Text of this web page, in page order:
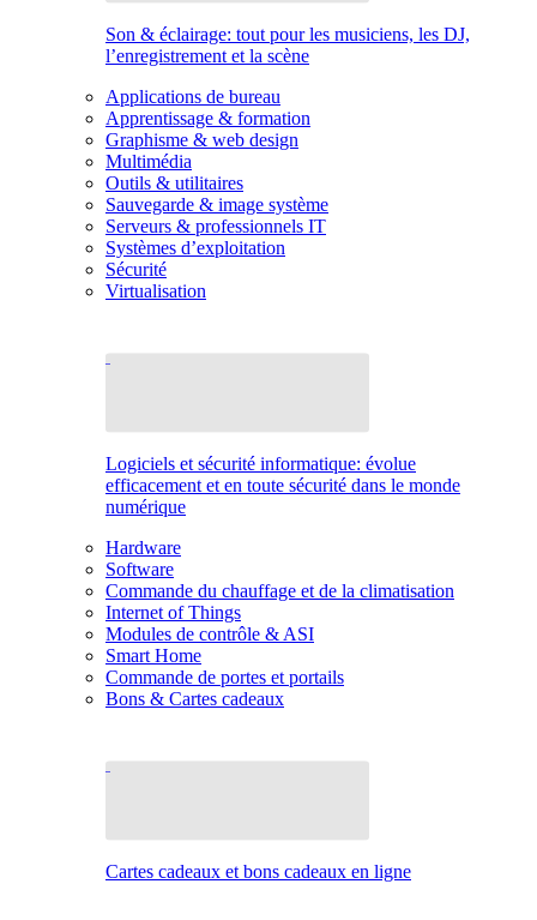
Son & éclairage: tout pour les musiciens, les DJ,
l’enregistrement et la scène
Applications de bureau
Apprentissage & formation
Graphisme & web design
Multimédia
Outils & utilitaires
Sauvegarde & image système
Serveurs & professionnels IT
Systèmes d’exploitation
Sécurité
Virtualisation
Logiciels et sécurité informatique: évolue
efficacement et en toute sécurité dans le monde
numérique
Hardware
Software
Commande du chauffage et de la climatisation
Internet of Things
Modules de contrôle & ASI
Smart Home
Commande de portes et portails
Bons & Cartes cadeaux
Cartes cadeaux et bons cadeaux en ligne